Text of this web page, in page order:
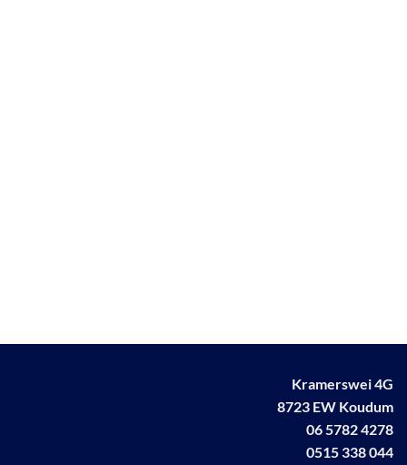
Kramerswei 4G
8723 EW Koudum
06 5782 4278
0515 338 044